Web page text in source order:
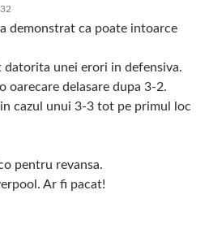
demonstrat ca poate intoarce
datorita unei erori in defensiva.
oarecare delasare dupa 3-2.
in cazul unui 3-3 tot pe primul loc
pentru revansa.
Ar fi pacat!